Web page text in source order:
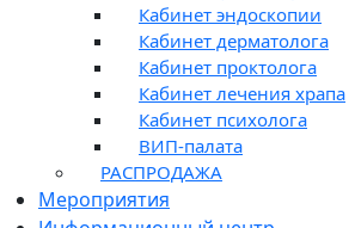
Кабинет эндоскопии
Кабинет дерматолога
Кабинет проктолога
Кабинет лечения храпа
Кабинет психолога
ВИП-палата
РАСПРОДАЖА
Мероприятия